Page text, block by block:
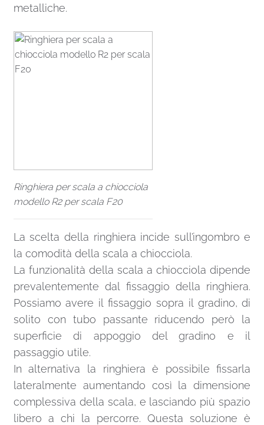
metalliche.
Ringhiera per scala a chiocciola
modello R2 per scala F20
La scelta della ringhiera incide sull’ingombro e
la comodità della scala a chiocciola.
La funzionalità della scala a chiocciola dipende
prevalentemente dal fissaggio della ringhiera.
Possiamo avere il fissaggio sopra il gradino, di
solito con tubo passante riducendo però la
superficie di appoggio del gradino e il
passaggio utile.
In alternativa la ringhiera è possibile fissarla
lateralmente aumentando così la dimensione
complessiva della scala, e lasciando più spazio
libero a chi la percorre. Questa soluzione è